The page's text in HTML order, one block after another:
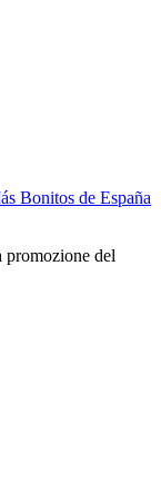
Bonitos de España
promozione del